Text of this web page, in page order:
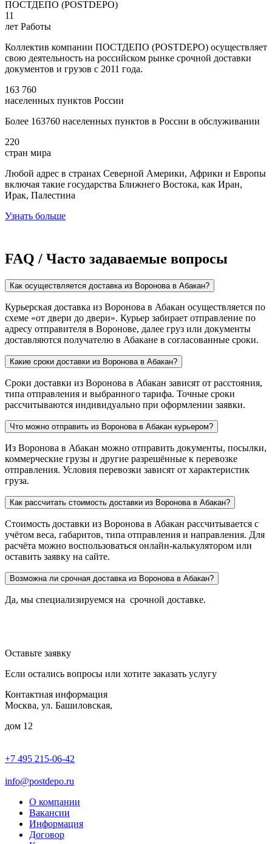
ПОСТДЕПО (POSTDEPO)
11
лет Работы
Коллектив компании ПОСТДЕПО (POSTDEPO) осуществляет
свою деятельность на российском рынке срочной доставки
документов и грузов с 2011 года.
163 760
населенных пунктов России
Более 163760 населенных пунктов в России в обслуживании
220
стран мира
Любой адрес в странах Северной Америки, Африки и Европы
включая такие государства Ближнего Востока, как Иран,
Ирак, Палестина
Узнать больше
FAQ / Часто задаваемые вопросы
Как осуществляется доставка из Воронова в Абакан?
Курьерская доставка из Воронова в Абакан осуществляется по
схеме «от двери до двери». Курьер забирает отправление по
адресу отправителя в Воронове, далее груз или документы
доставляются получателю в Абакане в согласованные сроки.
Какие сроки доставки из Воронова в Абакан?
Сроки доставки из Воронова в Абакан зависят от расстояния,
типа отправления и выбранного тарифа. Точные сроки
рассчитываются индивидуально при оформлении заявки.
Что можно отправить из Воронова в Абакан курьером?
Из Воронова в Абакан можно отправить документы, посылки,
коммерческие грузы и другие разрешённые к перевозке
отправления. Условия перевозки зависят от характеристик
груза.
Как рассчитать стоимость доставки из Воронова в Абакан?
Стоимость доставки из Воронова в Абакан рассчитывается с
учётом веса, габаритов, типа отправления и направления. Для
расчёта можно воспользоваться онлайн-калькулятором или
оставить заявку на сайте.
Возможна ли срочная доставка из Воронова в Абакан?
Да, мы специализируемся на срочной доставке.
Оставьте заявку
Если остались вопросы или хотите заказать услугу
Контактная информация
Москва, ул. Башиловская,
дом 12
+7 495 215-06-42
info@postdepo.ru
О компании
Вакансии
Информация
Договор